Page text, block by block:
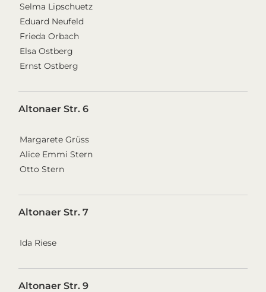
Selma Lipschuetz
Eduard Neufeld
Frieda Orbach
Elsa Ostberg
Ernst Ostberg
Altonaer Str. 6
Margarete Grüss
Alice Emmi Stern
Otto Stern
Altonaer Str. 7
Ida Riese
Altonaer Str. 9